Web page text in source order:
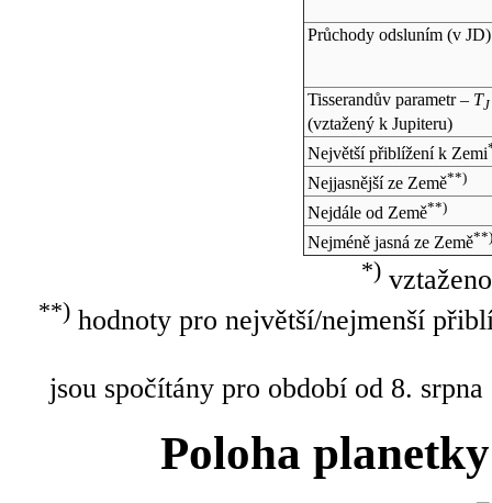
Průchody odsluním (v JD)
Tisserandův parametr – TJ
(vztažený k Jupiteru)
Největší přiblížení k Zemi
Nejjasnější ze Země**)
Nejdále od Země**)
Nejméně jasná ze Země**)
*)
**)hodnoty pro největší/nejmenší
jsou spočítány pro období od 8.
Poloha